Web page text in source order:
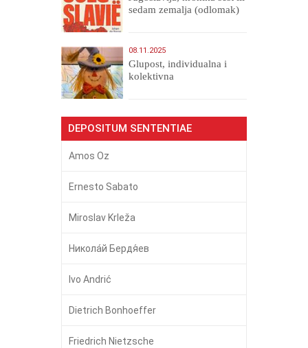
sedam zemalja (odlomak)
08.11.2025
Glupost, individualna i
kolektivna
DEPOSITUM SENTENTIAE
Amos Oz
Ernesto Sabato
Miroslav Krleža
Никола́й Бердя́ев
Ivo Andrić
Dietrich Bonhoeffer
Friedrich Nietzsche